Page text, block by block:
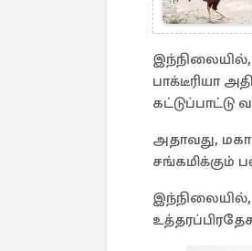
இந்நிலையில்,
பாக்டீரியா
கட்டுப்பாட்டு
அதாவது,
சங்கமிக்கும்
இந்நிலையில்,